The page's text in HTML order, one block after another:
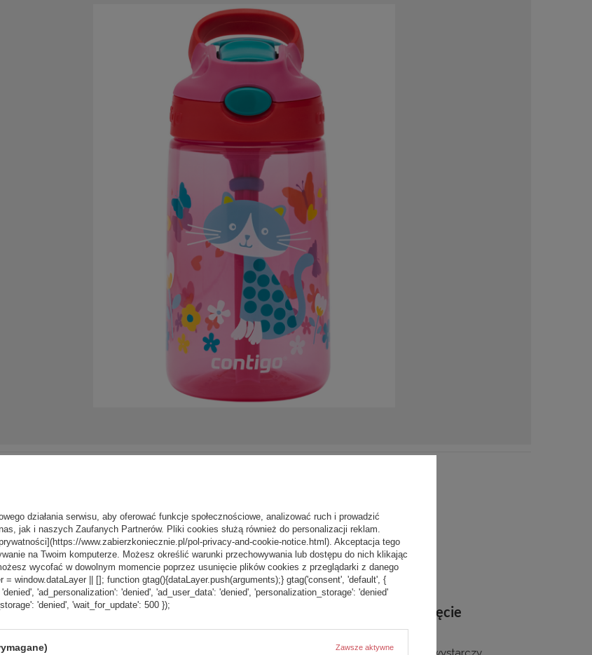
Tylko jedno naciśnięcie
przycisku
działania serwisu, aby oferować funkcje społecznościowe, analizować ruch i prowadzić
jak i naszych Zaufanych Partnerów. Pliki cookies służą również do personalizacji reklam.
www.zabierzkoniecznie.pl/pol-privacy-and-cookie-notice.html). Akceptacja tego
na Twoim komputerze. Możesz określić warunki przechowywania lub dostępu do nich klikając
wycofać w dowolnym momencie poprzez usunięcie plików cookies z przeglądarki z danego
= window.dataLayer || []; function gtag(){dataLayer.push(arguments);} gtag('consent', 'default', {
'ad_personalization': 'denied', 'ad_user_data': 'denied', 'personalization_storage': 'denied'
'denied', 'wait_for_update': 500 });
Zawsze aktywne